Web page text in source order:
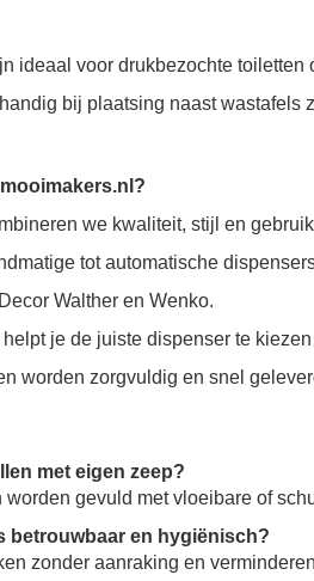
ideaal voor drukbezochte
bij plaatsing naast wastafels
we kwaliteit, stijl en
tot automatische
Walther en Wenko.
je de juiste dispenser te
worden zorgvuldig en snel
met eigen zeep?
gevuld met vloeibare of
betrouwbaar en hygiënisch?
zonder aanraking en